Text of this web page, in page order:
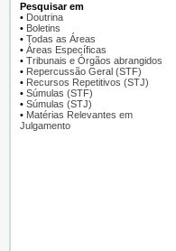
Pesquisar em
• Doutrina
• Boletins
• Todas as Áreas
• Áreas Específicas
• Tribunais e Órgãos abrangidos
• Repercussão Geral (STF)
• Recursos Repetitivos (STJ)
• Súmulas (STF)
• Súmulas (STJ)
• Matérias Relevantes em
Julgamento